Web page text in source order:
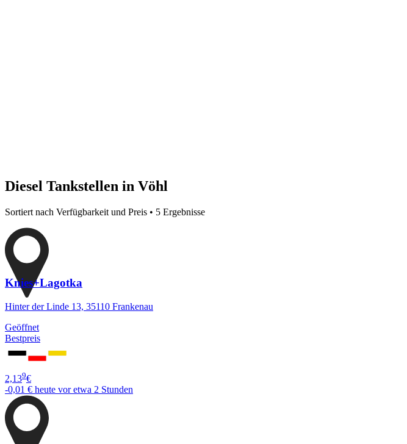
Diesel Tankstellen in Vöhl
Sortiert nach Verfügbarkeit und Preis • 5 Ergebnisse
Knies+Lagotka
Hinter der Linde 13, 35110 Frankenau
Geöffnet
Bestpreis
2,139€
-0,01 € heute vor etwa 2 Stunden